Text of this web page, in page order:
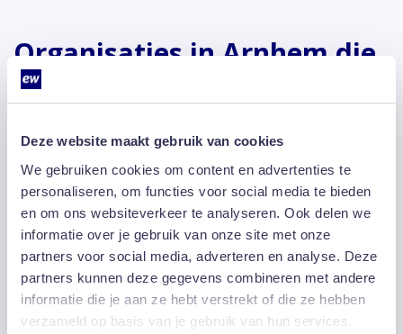
Deze website maakt gebruik van cookies
We gebruiken cookies om content en advertenties te
personaliseren, om functies voor social media te bieden
en om ons websiteverkeer te analyseren. Ook delen we
informatie over je gebruik van onze site met onze
partners voor social media, adverteren en analyse. Deze
partners kunnen deze gegevens combineren met andere
informatie die je aan ze hebt verstrekt of die ze hebben
verzameld op basis van je gebruik van hun services.
Organisaties in Arnhem die
werken met schoonmakers
van EW
Wil je weten waarom EW Facility Services de juiste keuze is als
je op zoek bent naar schoonmakers in Arnhem? Onze
opdrachtgevers delen graag hun ervaringen. Lees hieronder hoe
bedrijven onze betrokkenheid, gastvrijheid en kwaliteit ervaren,
en ontdek wat wij ook voor jouw organisatie kunnen betekenen.